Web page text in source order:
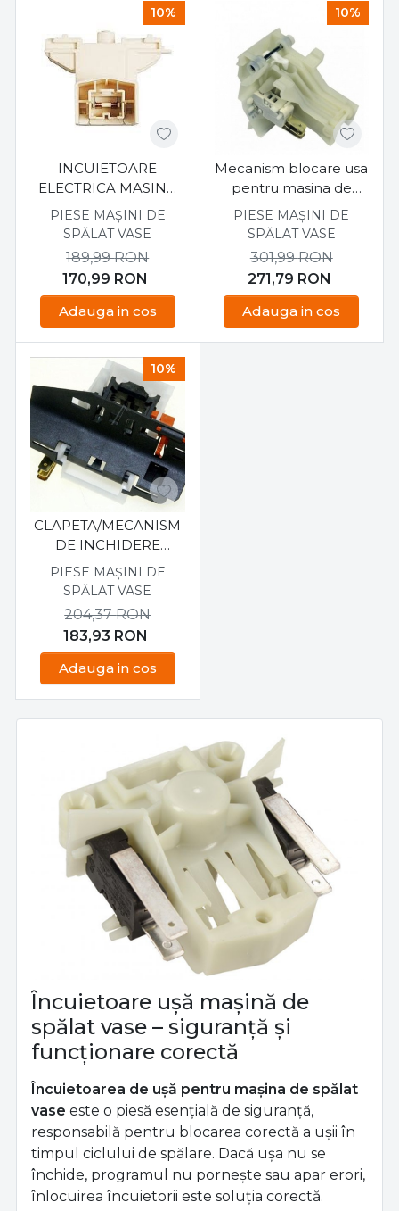
10%
INCUIETOARE
ELECTRICA MASINA
DE SPALAT VASE
BOSCH 00611295
PIESE MAȘINI DE
SPĂLAT VASE
170,99 RON
189,99RON
Adauga in cos
10%
Mecanism blocare usa
pentru masina de
spalat vase Bosch
model SGV43E93EU37
PIESE MAȘINI DE
SPĂLAT VASE
271,79 RON
301,99RON
Adauga in cos
10%
CLAPETA/MECANISM
DE INCHIDERE
PENTRU MASINA DE
SPALAT VASE BOSCH
PIESE MAȘINI DE
SPĂLAT VASE
183,93 RON
204,37RON
Adauga in cos
Încuietoare ușă mașină de
spălat vase – siguranță și
funcționare corectă
Încuietoarea de ușă pentru mașina de spălat
vase este o piesă esențială de siguranță,
responsabilă pentru blocarea corectă a ușii în
timpul ciclului de spălare. Dacă ușa nu se
închide, programul nu pornește sau apar erori,
înlocuirea încuietorii este soluția corectă.